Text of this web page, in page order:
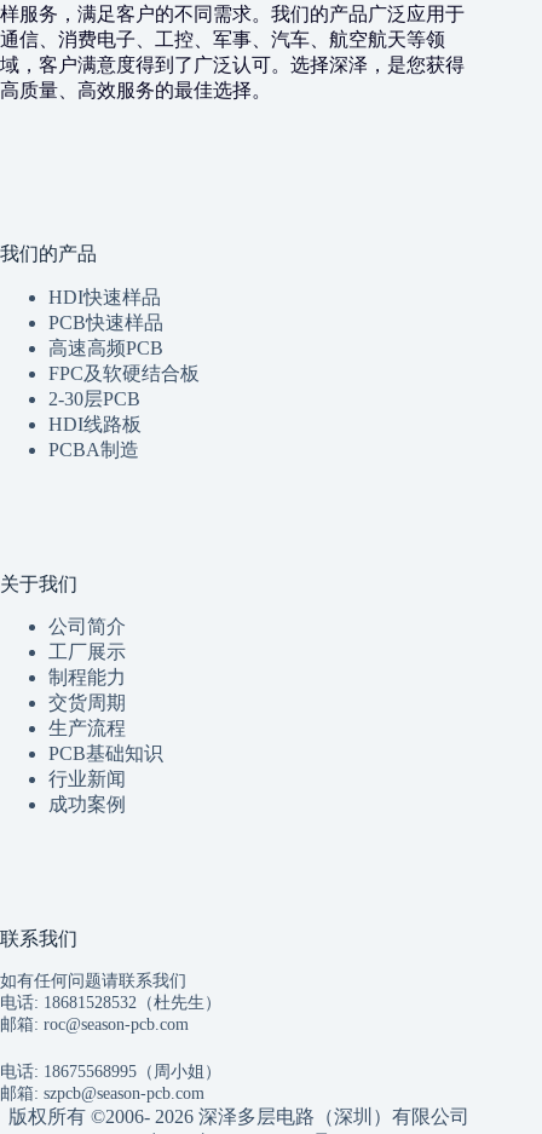
样服务，满足客户的不同需求。我们的产品广泛应用于
通信、消费电子、工控、军事、汽车、航空航天等领
域，客户满意度得到了广泛认可。选择深泽，是您获得
高质量、高效服务的最佳选择。
我们的产品
HDI快速样品
PCB快速样品
高速高频PCB
FPC及软硬结合板
2-30层PCB
HDI线路板
PCBA制造
关于我们
公司简介
工厂展示
制程能力
交货周期
生产流程
PCB基础知识
行业新闻
成功案例
联系我们
如有任何问题请联系我们
电话: 18681528532（杜先生）
邮箱: roc@season-pcb.com
电话: 18675568995（周小姐）
邮箱: szpcb@season-pcb.com
版权所有 ©2006- 2026 深泽多层电路（深圳）有限公司